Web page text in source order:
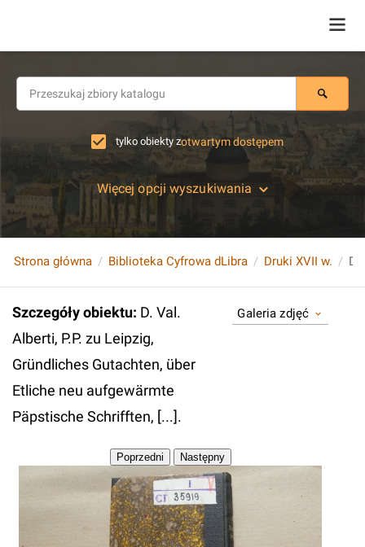
tylko obiekty zotwartym dostępem
Więcej opcji wyszukiwania
Strona główna Biblioteka Cyfrowa dLibra Druki XVII w.
Szczegóły obiektu: D. Val.
Alberti, P.P. zu Leipzig,
Gründliches Gutachten, über
Etliche neu aufgewärmte
Päpstische Schrifften, [...].
Galeria zdjęć